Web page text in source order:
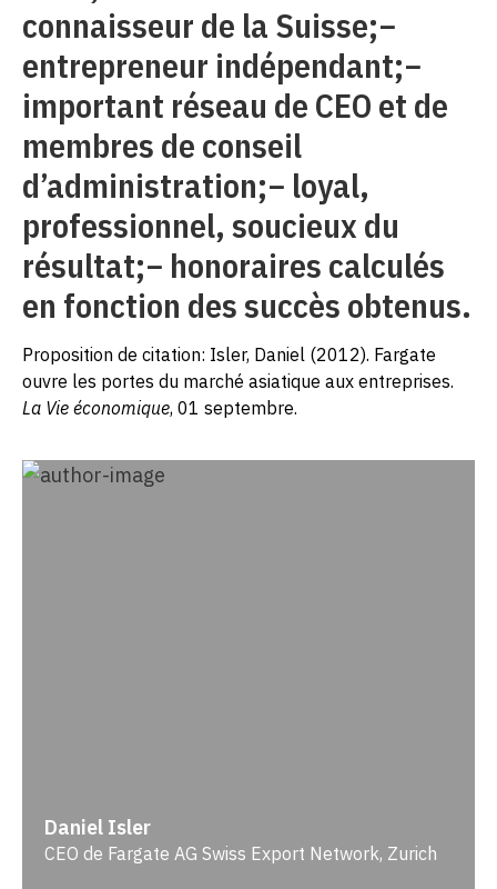
connaisseur de la Suisse;−
entrepreneur indépendant;−
important réseau de CEO et de
membres de conseil
d’administration;− loyal,
professionnel, soucieux du
résultat;− honoraires calculés
en fonction des succès obtenus.
Proposition de citation: Isler, Daniel (2012). Fargate
ouvre les portes du marché asiatique aux entreprises.
La Vie économique, 01 septembre.
Daniel Isler
CEO de Fargate AG Swiss Export Network, Zurich